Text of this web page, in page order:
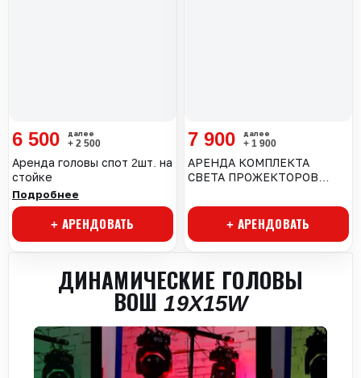
Аренда головы спот 2шт. на
стойке
Подробнее
+ АРЕНДОВАТЬ
6 500 + 2 500
АРЕНДА КОМПЛЕКТА
СВЕТА ПРОЖЕКТОРОВ
+ АРЕНДОВАТЬ
7 900 + 1 900
ДИНАМИЧЕСКИЕ ГОЛОВЫ
ВОШ 19X15W